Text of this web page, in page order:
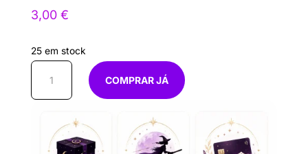
3,00 €
25 em stock
Quantidade
Sodalita
COMPRAR JÁ